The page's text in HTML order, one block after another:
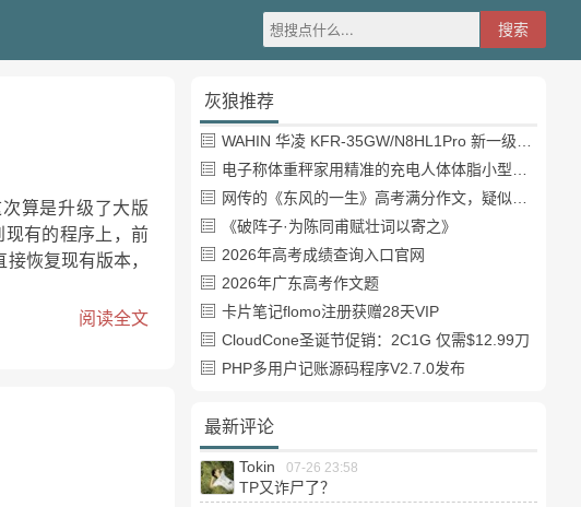
算是升级了大版
有的程序上，前
恢复现有版本，
阅读全文
灰狼推荐
WAHIN 华凌 KFR-35GW/N8HL1Pro 新一级能效 壁挂式空调 1.5匹
电子称体重秤家用精准的充电人体体脂小型称重支持HUAWEI HiLink
网传的《东风的一生》高考满分作文，疑似自媒体或其他渠道炒作
《破阵子·为陈同甫赋壮词以寄之》
2026年高考成绩查询入口官网
2026年广东高考作文题
卡片笔记flomo注册获赠28天VIP
CloudCone圣诞节促销：2C1G 仅需$12.99刀
PHP多用户记账源码程序V2.7.0发布
最新评论
Tokin 07-26 23:58
TP又诈尸了？